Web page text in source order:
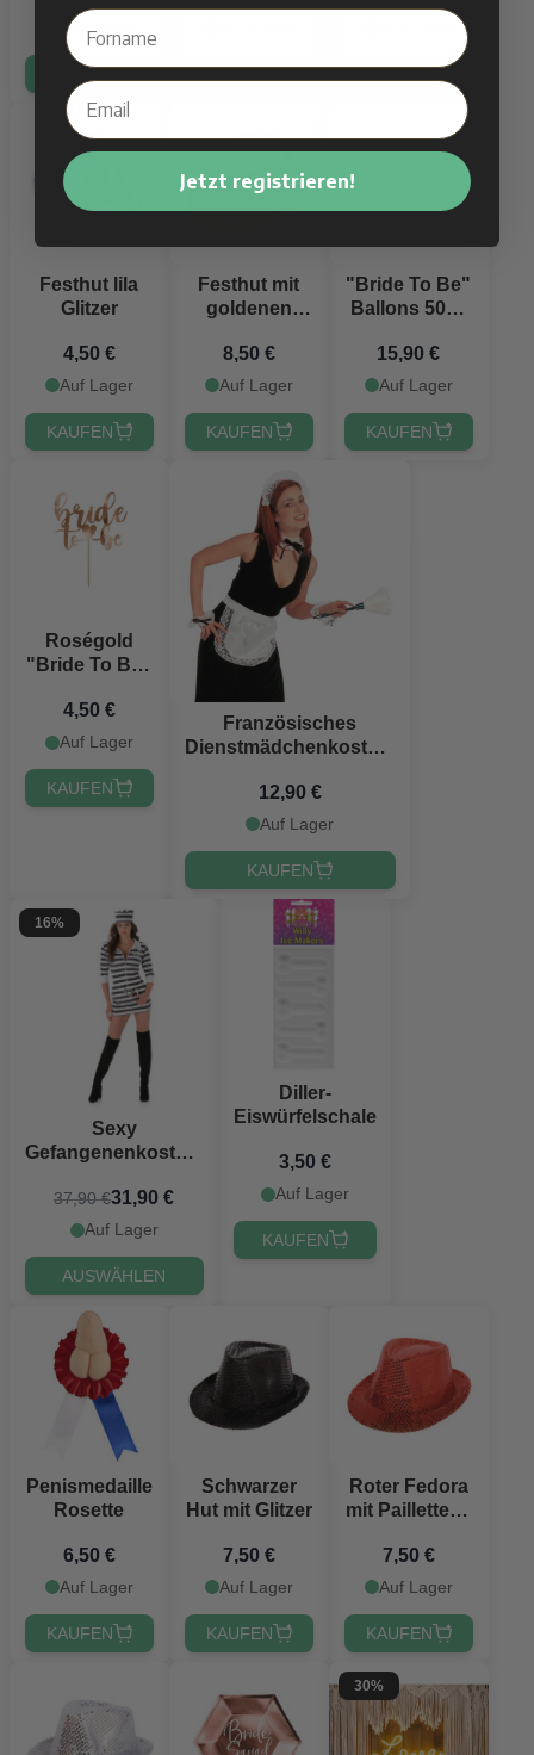
Auf Lager
KAUFEN KAUFEN KAUFEN
Festhut lila
Glitzer
4,50 €
Auf Lager
KAUFEN
Festhut mit
goldenen
8,50 €
Auf Lager
KAUFEN
"Bride To Be"
Ballons 50x -
15,90 €
Auf Lager
KAUFEN
Roségold
"Bride To Be"
Dekoration -
17,5 cm
4,50 €
Auf Lager
KAUFEN
Französisches
Dienstmädchenkostüm
12,90 €
Auf Lager
KAUFEN
16%
Sexy
Gefangenenkostüm
37,90 €31,90 €
Auf Lager
AUSWÄHLEN
Diller-
Eiswürfelschale
3,50 €
Auf Lager
KAUFEN
Penismedaille
Rosette
6,50 €
Auf Lager
KAUFEN
Schwarzer
Hut mit Glitzer
7,50 €
Auf Lager
KAUFEN
Roter Fedora
mit Pailletten -
7,50 €
Auf Lager
KAUFEN
30%
Jetzt registrieren!